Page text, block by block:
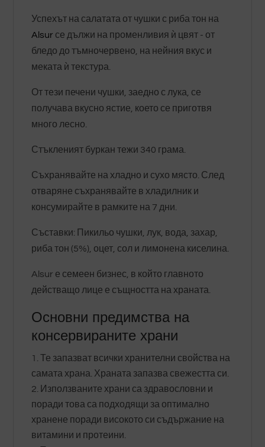
Успехът на салатата от чушки с риба тон на
Alsur се дължи на променливия ѝ цвят - от
бледо до тъмночервено, на нейния вкус и
меката ѝ текстура.
От тези печени чушки, заедно с лука, се
получава вкусно ястие, което се приготвя
много лесно.
Стъкленият буркан тежи 340 грама.
Съхранявайте на хладно и сухо място. След
отваряне съхранявайте в хладилник и
консумирайте в рамките на 7 дни.
Съставки: Пикильо чушки, лук, вода, захар,
риба тон (5%), оцет, сол и лимонена киселина.
Alsur е семеен бизнес, в който главното
действащо лице е същността на храната.
Основни предимства на
консервираните храни
Те запазват всички хранителни свойства на
самата храна. Храната запазва свежестта си.
Използваните храни са здравословни и
поради това са подходящи за оптимално
хранене поради високото си съдържание на
витамини и протеини.